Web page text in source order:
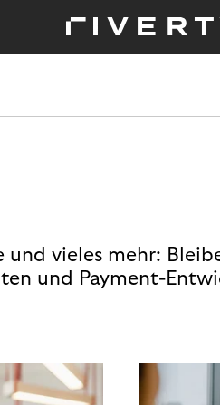
vieles mehr:
und Payment-